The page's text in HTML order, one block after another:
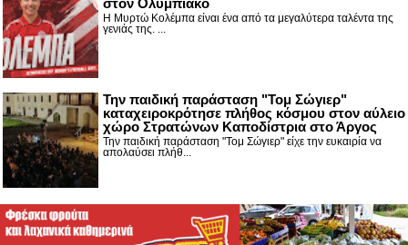
Η Μυρτώ Κολέμπα είναι ένα από τα μεγαλύτερα ταλέντα της
γενιάς της. ...
Την παιδική παράσταση "Τομ Σώγιερ"
καταχειροκρότησε πλήθος κόσμου στον αύλειο
χώρο Στρατώνων Καποδίστρια στο Άργος
Την παιδική παράσταση "Τομ Σώγιερ" είχε την ευκαιρία να
απολαύσει πλήθ...